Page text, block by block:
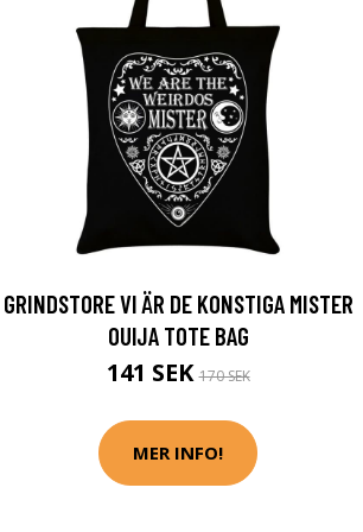
GRINDSTORE VI ÄR DE KONSTIGA MISTER
OUIJA TOTE BAG
141 SEK170 SEK
MER INFO!